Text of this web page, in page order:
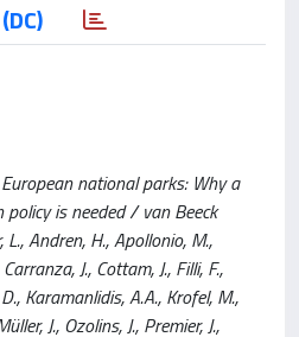
national parks: Why a
is needed / van Beeck
L., Andren, H., Apollonio, M.,
J., Cottam, J., Filli, F.,
Karamanlidis, A.A., Krofel, M.,
J., Ozolins, J., Premier, J.,